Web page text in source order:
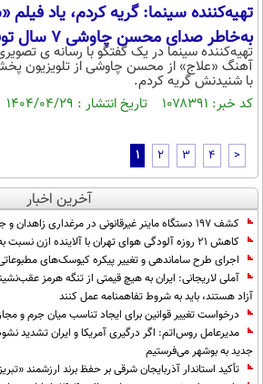
تهیه‌کننده سینما: گریه کردم، یاد فیلم
به‌خاطر صدای محسن چاوشی ۷ سال توقیف شد
تهیه‌کننده سینما در یک گفتگو با رسانه ی
آهنگ «علاج» از محسن چاوشی از تلویزیون
با شنیدنش گریه کردم.
کد خبر: ۱۰۷۸۳۹۱ تاریخ انتشار : ۱۴۰۴/۰۴/۲۹
1 2 3 4 >
آخرین اخبار
کشف ۱۹۷ دستگاه ماینر غیرقانونی در مرغداری زاهدان و جریمه سنگین تعزیرات حکومتی
کاهش ۲۱ روزه آلودگی هوای تهران با آلاینده ازن نسبت به سال گذشته
اجرای طرح ساماندهی و تغییر پیکره کیوسک‌های
آملی‌ لاریجانی: ایران به هیچ قیمتی از تنگه هرمز
آزاد هستند، باید به شروط تفاهمنامه عمل کنند
درخواست تغییر قوانین برای ایجاد تناسب میان جرم و
مدیرعامل روس‌اتم: اگر درگیری آمریکا و ایران تشدید
جدید به بوشهر می‌فرستیم
تأکید استاندار آذربایجان شرقی بر حفظ برند ارزشمند